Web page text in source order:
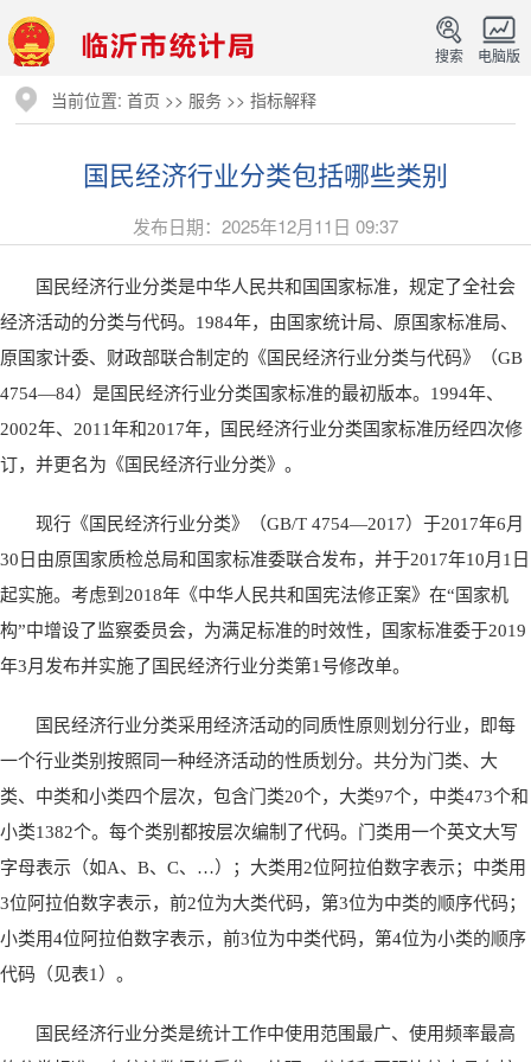
电脑版
搜索
当前位置:首页 >> 服务 >>指标解释
国民经济行业分类包括哪些类别
发布日期：2025年12月11日 09:37
国民经济行业分类是中华人民共和国国家标准，规定了全社会
经济活动的分类与代码。1984年，由国家统计局、原国家标准局、
原国家计委、财政部联合制定的《国民经济行业分类与代码》（GB
4754—84）是国民经济行业分类国家标准的最初版本。1994年、
2002年、2011年和2017年，国民经济行业分类国家标准历经四次修
订，并更名为《国民经济行业分类》。
现行《国民经济行业分类》（GB/T 4754—2017）于2017年6月
30日由原国家质检总局和国家标准委联合发布，并于2017年10月1日
起实施。考虑到2018年《中华人民共和国宪法修正案》在“国家机
构”中增设了监察委员会，为满足标准的时效性，国家标准委于2019
年3月发布并实施了国民经济行业分类第1号修改单。
国民经济行业分类采用经济活动的同质性原则划分行业，即每
一个行业类别按照同一种经济活动的性质划分。共分为门类、大
类、中类和小类四个层次，包含门类20个，大类97个，中类473个和
小类1382个。每个类别都按层次编制了代码。门类用一个英文大写
字母表示（如A、B、C、…）；大类用2位阿拉伯数字表示；中类用
3位阿拉伯数字表示，前2位为大类代码，第3位为中类的顺序代码；
小类用4位阿拉伯数字表示，前3位为中类代码，第4位为小类的顺序
代码（见表1）。
国民经济行业分类是统计工作中使用范围最广、使用频率最高